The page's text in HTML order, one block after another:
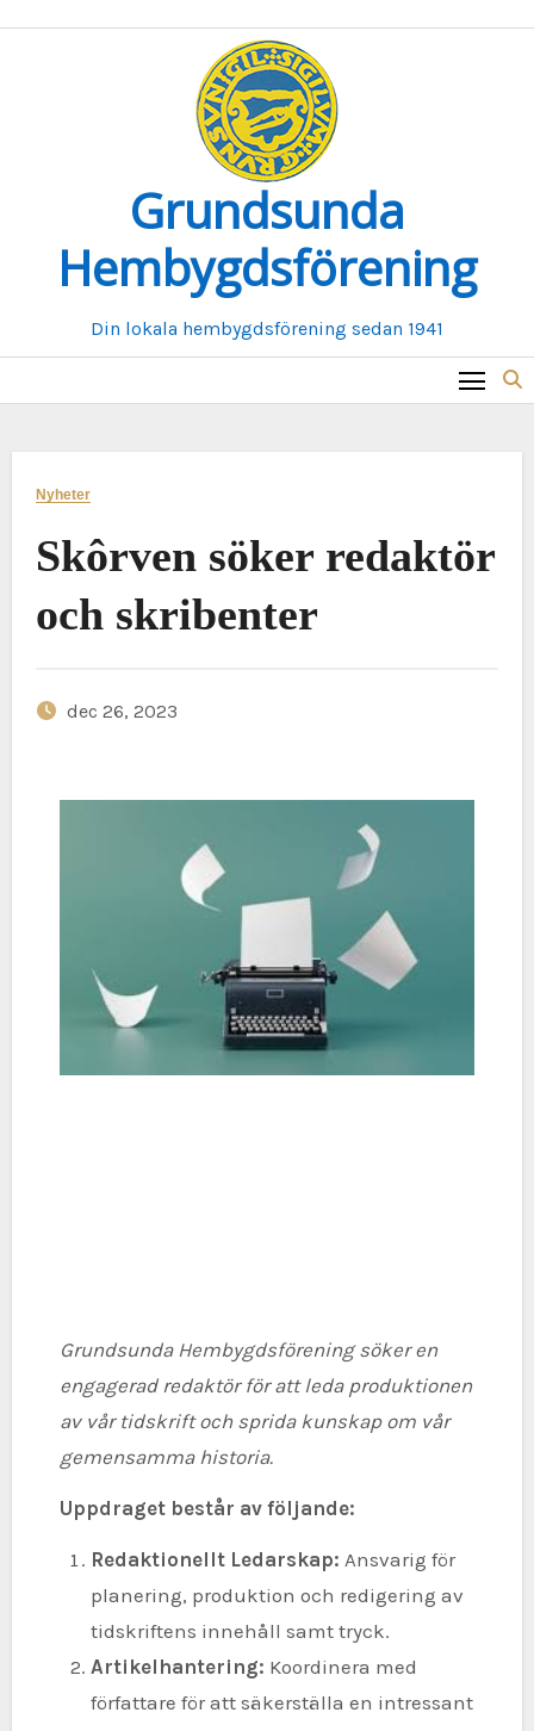
Grundsunda
Hembygdsförening
Din lokala hembygdsförening sedan 1941
Nyheter
Skôrven söker redaktör
och skribenter
dec 26, 2023
Grundsunda Hembygdsförening söker en
engagerad redaktör för att leda produktionen
av vår tidskrift och sprida kunskap om vår
gemensamma historia.
Uppdraget består av följande:
Redaktionellt Ledarskap: Ansvarig för
planering, produktion och redigering av
tidskriftens innehåll samt tryck.
Artikelhantering: Koordinera med
författare för att säkerställa en intressant